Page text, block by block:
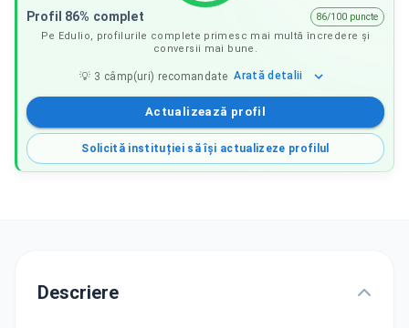
Profil 86% complet
86/100 puncte
Pe Edulio, profilurile complete primesc mai multă încredere și
conversii mai bune.
💡 3 câmp(uri) recomandate Arată detalii
Actualizează profil
Solicită instituției să își actualizeze profilul
Descriere